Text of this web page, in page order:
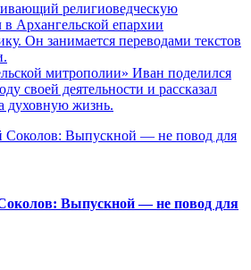
религиоведческую
Архангельской епархии
Он занимается переводами текстов
митрополии» Иван поделился
своей деятельности и рассказал
духовную жизнь.
Выпускной — не повод для